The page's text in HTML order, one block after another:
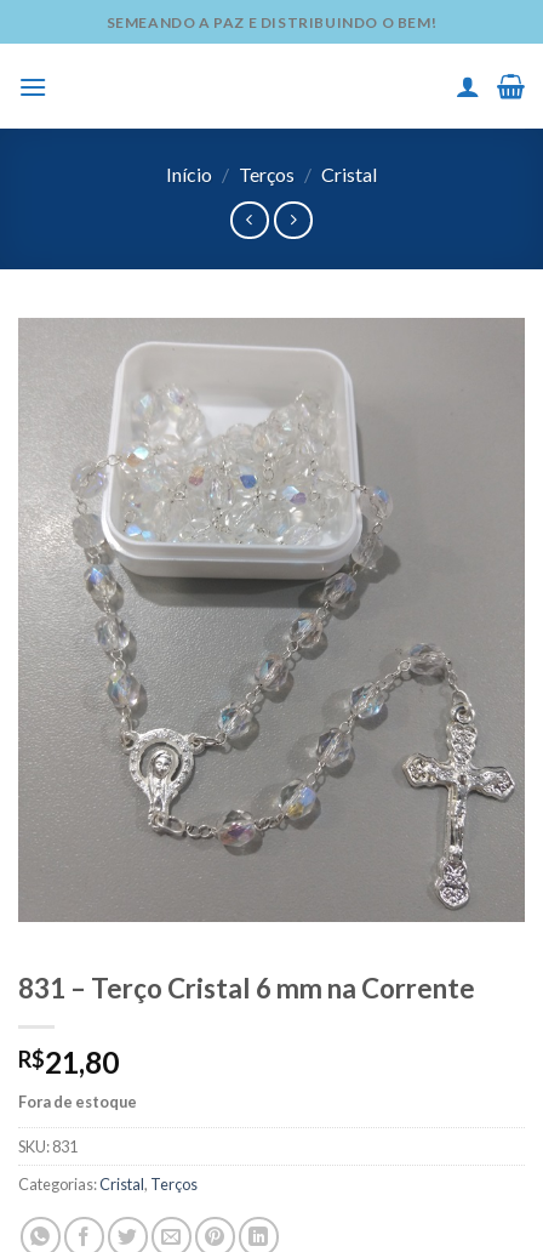
to
content
SEMEANDO A PAZ E DISTRIBUINDO O BEM!
Início / Terços / Cristal
831 – Terço Cristal 6 mm na Corrente
R$21,80
Fora de estoque
SKU:831
Categorias:Cristal, Terços